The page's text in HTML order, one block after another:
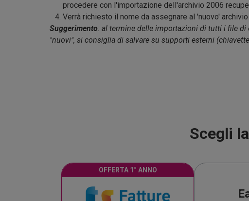
procedere con l'importazione dell'archivio 2006
Verrà richiesto il nome da assegnare al 'nuovo'
Suggerimento: al termine delle importazioni di tutti i file di
"nuovi", si consiglia di salvare su supporti esterni
Scegli
OFFERTA 1° ANNO